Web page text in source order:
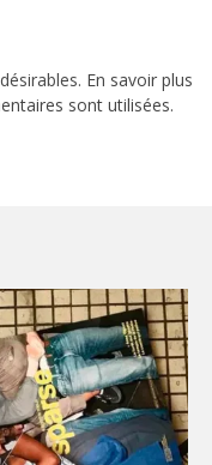
En savoir plus
sont utilisées.